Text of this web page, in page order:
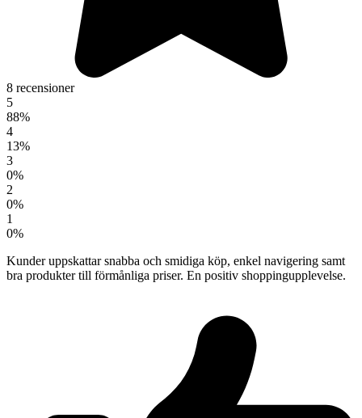
8 recensioner
5
88%
4
13%
3
0%
2
0%
1
0%
Kunder uppskattar snabba och smidiga köp, enkel navigering samt
bra produkter till förmånliga priser. En positiv shoppingupplevelse.